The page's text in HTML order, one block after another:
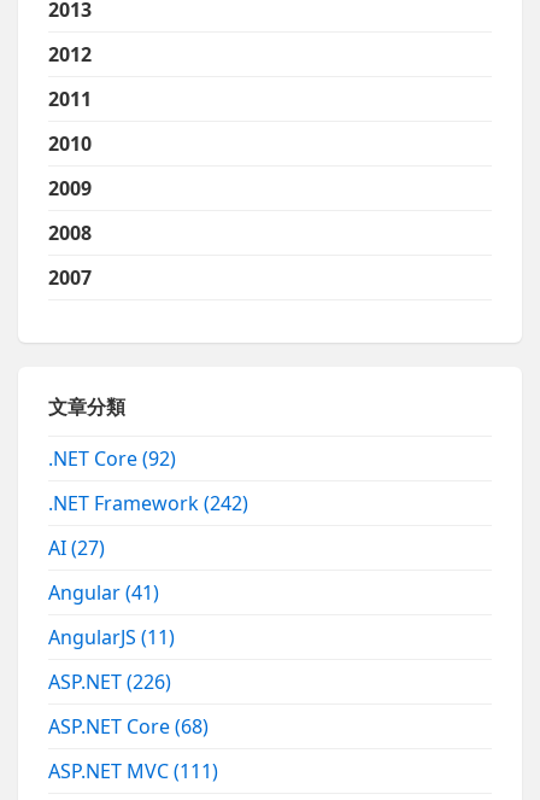
2013
2012
2011
2010
2009
2008
2007
文章分類
.NET Core(92)
.NET Framework(242)
AI(27)
Angular(41)
AngularJS(11)
ASP.NET(226)
ASP.NET Core(68)
ASP.NET MVC(111)